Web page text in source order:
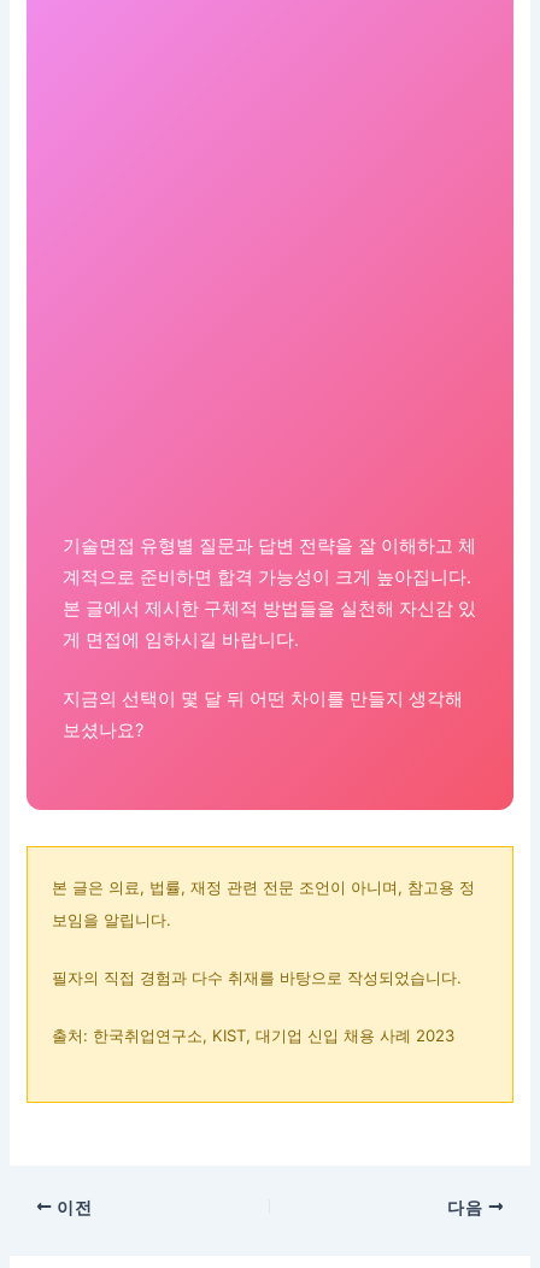
기술면접 유형별 질문과 답변 전략을 잘 이해하고 체
계적으로 준비하면 합격 가능성이 크게 높아집니다.
본 글에서 제시한 구체적 방법들을 실천해 자신감 있
게 면접에 임하시길 바랍니다.
지금의 선택이 몇 달 뒤 어떤 차이를 만들지 생각해
보셨나요?
본 글은 의료, 법률, 재정 관련 전문 조언이 아니며, 참고용 정
보임을 알립니다.
필자의 직접 경험과 다수 취재를 바탕으로 작성되었습니다.
출처: 한국취업연구소, KIST, 대기업 신입 채용 사례 2023
이전 다음